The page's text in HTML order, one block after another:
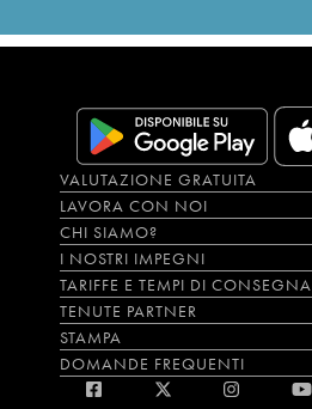
VALUTAZIONE GRATUITA
LAVORA CON NOI
CHI SIAMO?
I NOSTRI IMPEGNI
TARIFFE E TEMPI DI CONSEGNA
TENUTE PARTNER
STAMPA
DOMANDE FREQUENTI